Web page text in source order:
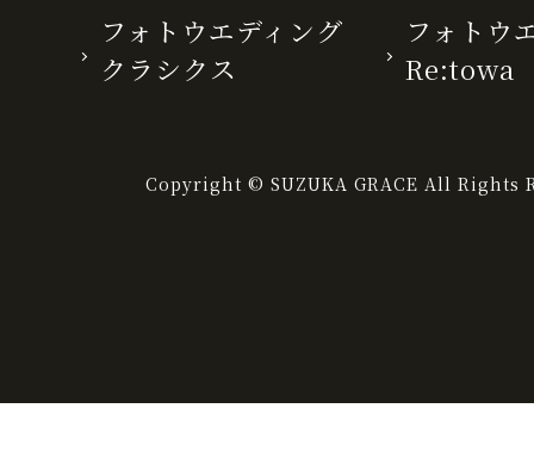
フォトウエディング
クラシクス
フォトウ
Re:towa
Copyright © SUZUKA GRACE All Rights